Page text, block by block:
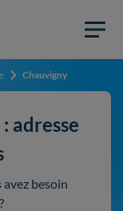
Chauvigny
adresse
besoin